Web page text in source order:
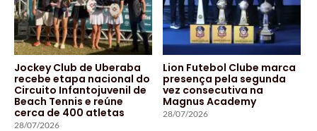
Jockey Club de Uberaba
recebe etapa nacional do
Circuito Infantojuvenil de
Beach Tennis e reúne
cerca de 400 atletas
28/07/2026
Lion Futebol Clube marca
presença pela segunda
vez consecutiva na
Magnus Academy
28/07/2026